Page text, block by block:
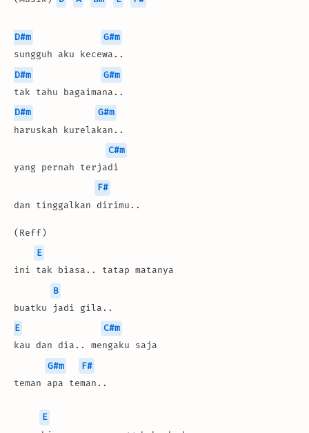
D#m
G#m
sungguh aku kecewa..
D#m
G#m
tak tahu bagaimana..
D#m
G#m
haruskah kurelakan..
C#m
yang pernah terjadi
F#
dan tinggalkan dirimu..
(Reff)
E
ini tak biasa.. tatap matanya
B
buatku jadi gila..
E
C#m
kau dan dia.. mengaku saja
G#m
F#
teman apa teman..
E